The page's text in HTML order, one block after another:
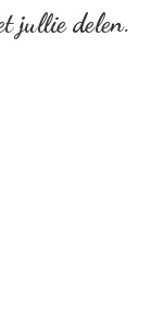
jullie delen.